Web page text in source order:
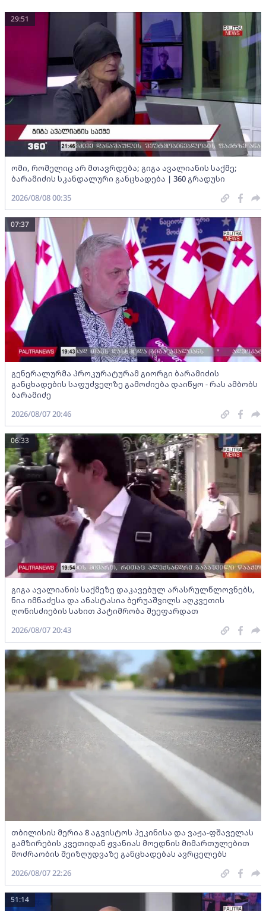
ომი, რომელიც არ მთავრდება; გიგა ავალიანის საქმე;
ბარამიძის სკანდალური განცხადება | 360 გრადუსი
29:51
2026/08/08 00:35
გენერალურმა პროკურატურამ გიორგი ბარამიძის
განცხადების საფუძველზე გამოძიება დაიწყო - რას ამბობს
ბარამიძე
07:37
2026/08/07 20:46
გიგა ავალიანის საქმეზე დაკავებულ არასრულწლოვნებს,
ნია იმნაძესა და ანასტასია ბერუაშვილს აღკვეთის
ღონისძიების სახით პატიმრობა შეეფარდათ
06:33
2026/08/07 20:43
თბილისის მერია 8 აგვისტოს პეკინისა და ვაჟა-ფშაველას
გამზირების კვეთიდან ჟვანიას მოედნის მიმართულებით
მოძრაობის შეიზღუდვაზე განცხადებას ავრცელებს
2026/08/07 22:26
51:14